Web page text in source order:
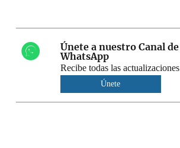
Únete a nuestro Canal de
WhatsApp
Recibe todas las actualizaciones
Únete